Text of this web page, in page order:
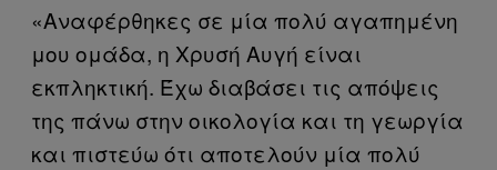
«Αναφέρθηκες σε μία πολύ αγαπημένη
μου ομάδα, η Χρυσή Αυγή είναι
εκπληκτική. Έχω διαβάσει τις απόψεις
της πάνω στην οικολογία και τη γεωργία
και πιστεύω ότι αποτελούν μία πολύ